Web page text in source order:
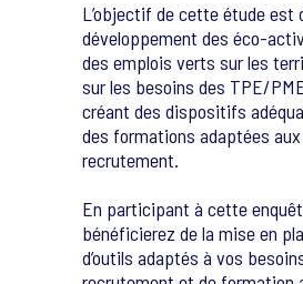
L’objectif de cette étude est
développement des éco-
des emplois verts sur les
sur les besoins des TPE/
créant des dispositifs
des formations adaptées
recrutement.
En participant à cette
bénéficierez de la mise en
d’outils adaptés à vos